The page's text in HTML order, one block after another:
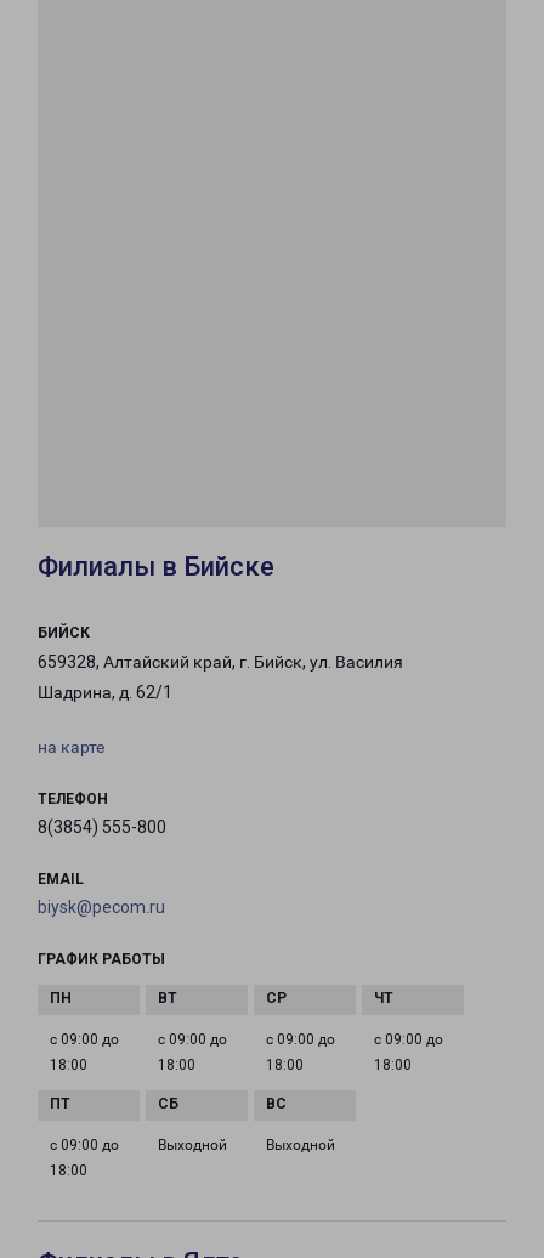
Филиалы в Бийске
БИЙСК
659328, Алтайский край, г. Бийск, ул. Василия
Шадрина, д. 62/1
на карте
ТЕЛЕФОН
8(3854) 555-800
EMAIL
biysk@pecom.ru
ГРАФИК РАБОТЫ
с 09:00 до
18:00
с 09:00 до
18:00
с 09:00 до
18:00
с 09:00 до
18:00
с 09:00 до
18:00
Выходной Выходной